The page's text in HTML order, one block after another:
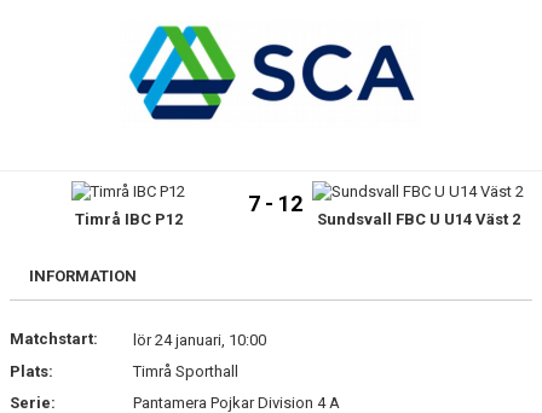
Timrå IBC P12
7 - 12
Sundsvall FBC U U14 Väst 2
INFORMATION
Matchstart:
lör 24 januari, 10:00
Plats:
Timrå Sporthall
Serie:
Pantamera Pojkar Division 4 A